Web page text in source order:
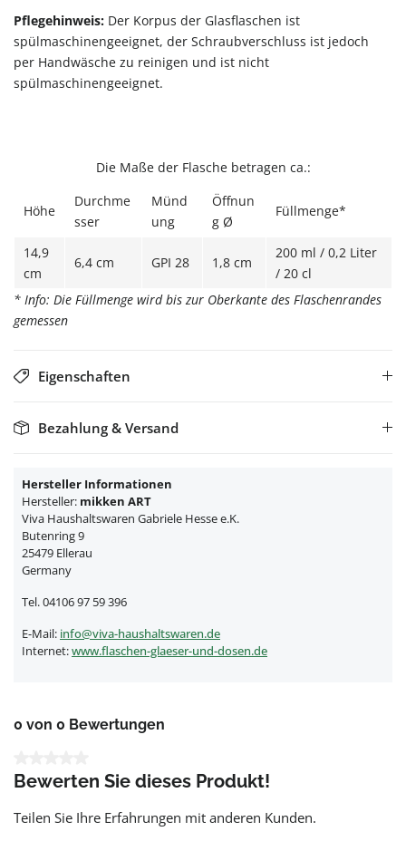
Pflegehinweis: Der Korpus der Glasflaschen ist
spülmaschinengeeignet, der Schraubverschluss ist jedoch
per Handwäsche zu reinigen und ist nicht
spülmaschinengeeignet.
Die Maße der Flasche betragen ca.:
Höhe
Durchme
sser
Münd
ung
Öffnun
g Ø
Füllmenge*
14,9
cm
6,4 cm GPI 28 1,8 cm
200 ml / 0,2 Liter
/ 20 cl
* Info: Die Füllmenge wird bis zur Oberkante des Flaschenrandes
gemessen
Eigenschaften
Bezahlung & Versand
Hersteller Informationen
Hersteller: mikken ART
Viva Haushaltswaren Gabriele Hesse e.K.
Butenring 9
25479 Ellerau
Germany
Tel. 04106 97 59 396
E-Mail: info@viva-haushaltswaren.de
Internet:www.flaschen-glaeser-und-dosen.de
0 von 0 Bewertungen
Bewerten Sie dieses Produkt!
Teilen Sie Ihre Erfahrungen mit anderen Kunden.